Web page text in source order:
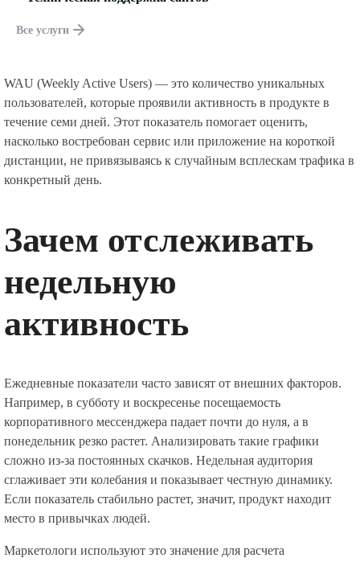
Все услуги
WAU (Weekly Active Users) — это количество уникальных
пользователей, которые проявили активность в продукте в
течение семи дней. Этот показатель помогает оценить,
насколько востребован сервис или приложение на короткой
дистанции, не привязываясь к случайным всплескам трафика в
конкретный день.
Зачем отслеживать
недельную
активность
Ежедневные показатели часто зависят от внешних факторов.
Например, в субботу и воскресенье посещаемость
корпоративного мессенджера падает почти до нуля, а в
понедельник резко растет. Анализировать такие графики
сложно из-за постоянных скачков. Недельная аудитория
сглаживает эти колебания и показывает честную динамику.
Если показатель стабильно растет, значит, продукт находит
место в привычках людей.
Маркетологи используют это значение для расчета